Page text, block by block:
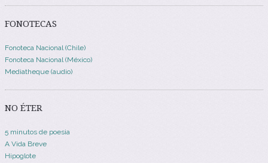
FONOTECAS
Fonoteca Nacional (Chile)
Fonoteca Nacional (México)
Mediatheque (audio)
NO ÉTER
5 minutos de poesia
A Vida Breve
Hipoglote